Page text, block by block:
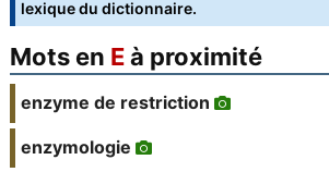
lexique du dictionnaire.
Mots en Eà proximité
enzyme de restriction
enzymologie